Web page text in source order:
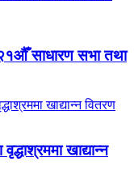
साधारण सभा तथा
खाद्यान्न